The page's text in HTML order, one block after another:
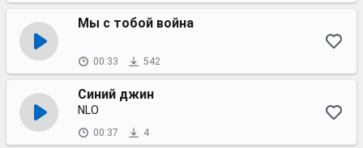
Мы с тобой война
00:33 542
Синий джин
NLO
00:37 4